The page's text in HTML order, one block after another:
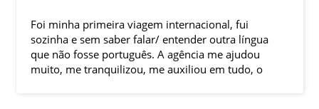
Foi minha primeira viagem internacional, fui
sozinha e sem saber falar/ entender outra língua
que não fosse português. A agência me ajudou
muito, me tranquilizou, me auxiliou em tudo, o